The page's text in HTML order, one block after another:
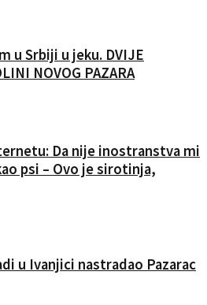
u Srbiji u jeku. DVIJE
NOVOG PAZARA
Da nije inostranstva mi
psi – Ovo je sirotinja,
u Ivanjici nastradao Pazarac